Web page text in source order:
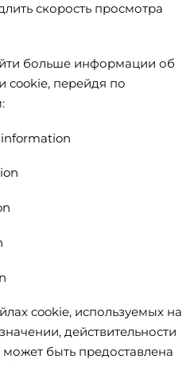
скорость просмотра
больше информации об
cookie, перейдя по
cookie, используемых на
действительности
быть предоставлена